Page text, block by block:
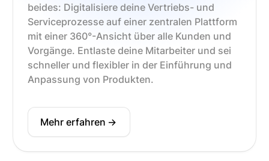
beides: Digitalisiere deine Vertriebs- und
Serviceprozesse auf einer zentralen Plattform
mit einer 360°-Ansicht über alle Kunden und
Vorgänge. Entlaste deine Mitarbeiter und sei
schneller und flexibler in der Einführung und
Anpassung von Produkten.
Mehr erfahren ->